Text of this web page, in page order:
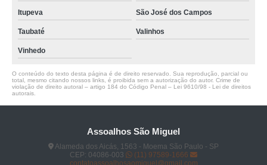
Itupeva São José dos Campos
Taubaté Valinhos
Vinhedo
O conteúdo do texto desta página é de direito reservado. Sua reprodução, parcial ou
total, mesmo citando nossos links, é proibida sem a autorização do autor. Crime de
violação de direito autoral – artigo 184 do Código Penal – Lei 9610/98 - Lei de direitos
autorais
Assoalhos São Miguel
Alameda dos Aicás, 1563 - Moema São Paulo - SP
CEP: 04086-003
(11) 97589-1666
contatoassoalhosaomiguel@gmail.com